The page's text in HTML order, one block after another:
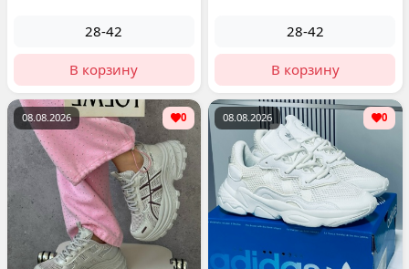
28-42
В корзину
28-42
В корзину
08.08.2026 0 08.08.2026 0